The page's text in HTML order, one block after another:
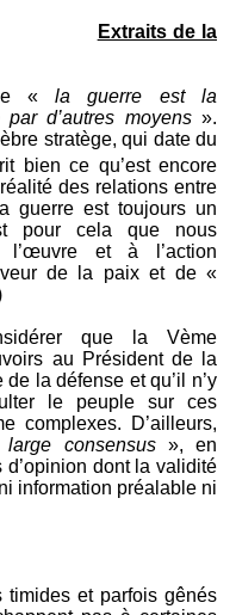
Extraits de la
«la guerre est la
d’autres moyens».
stratège, qui date du
bien ce qu’est encore
des relations entre
guerre est toujours un
pour cela que nous
l’œuvre et à l’action
de la paix et de «
que la Vème
au Président de la
la défense et qu’il n’y
le peuple sur ces
complexes. D’ailleurs,
large consensus», en
d’opinion dont la validité
information préalable ni
timides et parfois gênés